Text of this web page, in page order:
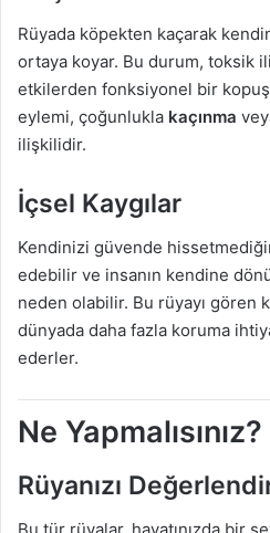
Rüyada köpekten kaçarak
ortaya koyar. Bu durum, toksik
etkilerden fonksiyonel bir
eylemi, çoğunlukla kaçınma
ilişkilidir.
İçsel Kaygılar
Kendinizi güvende
edebilir ve insanın kendine
neden olabilir. Bu rüyayı gören
dünyada daha fazla koruma
ederler.
Ne Yapmalısınız?
Rüyanızı